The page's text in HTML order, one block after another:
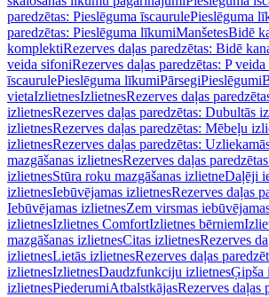
paredzētas: Pieslēguma īscaurulePieslēguma
paredzētas: Pieslēguma līkumiManšetesBidē
komplektiRezerves daļas paredzētas: Bidē
veida sifoniRezerves daļas paredzētas: P
īscaurulePieslēguma līkumiPārsegiPieslēgumi
vietaIzlietnesIzlietnesRezerves daļas
izlietnesRezerves daļas paredzētas: Dubultās
izlietnesRezerves daļas paredzētas: Mēbeļu
izlietnesRezerves daļas paredzētas:
mazgāšanas izlietnesRezerves daļas
izlietnesStūra roku mazgāšanas izlietneDaļēji
izlietnesIebūvējamas izlietnesRezerves daļas
Iebūvējamas izlietnesZem virsmas
izlietnesIzlietnes ComfortIzlietnes bērniem
mazgāšanas izlietnesCitas izlietnesRezerves
izlietnesLietās izlietnesRezerves daļas
izlietnesIzlietnesDaudzfunkciju izlietnesĢipša
izlietnesPiederumiAtbalstkājasRezerves daļas